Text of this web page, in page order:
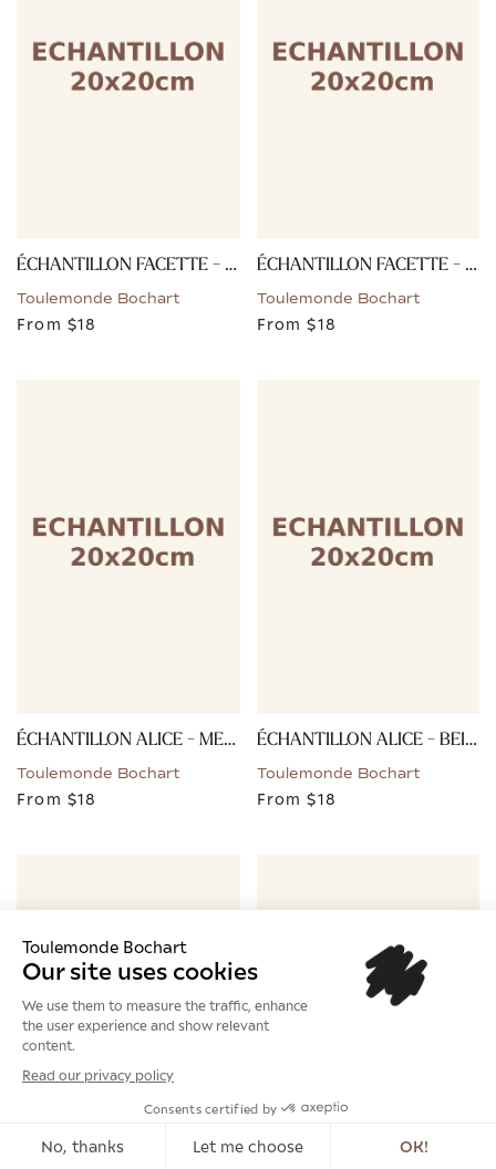
ÉCHANTILLON FACETTE - OCRE
Toulemonde Bochart
From $18
ÉCHANTILLON FACETTE - BLEU
Toulemonde Bochart
From $18
ÉCHANTILLON ALICE - MENTHE
Toulemonde Bochart
From $18
ÉCHANTILLON ALICE - BEIGE
Toulemonde Bochart
From $18